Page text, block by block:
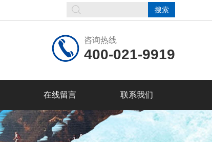
咨询热线
400-021-9919
在线留言 联系我们